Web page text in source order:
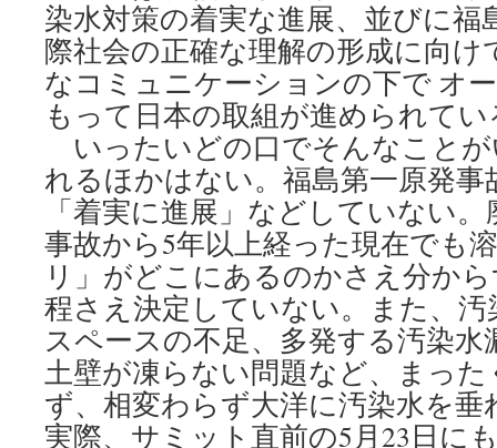
染水対策の着実な進展、並びに福
際社会の正確な理解の形成に向け
なコミュニケーションの下で オ
もって日本の取組が進められて
いったいどの口でそんなこと
れるほかはない。福島第一原発
「着実に進展」などしていない
事故から5年以上経った現在でも
リ」がどこにあるのかさえ分か
程さえ決定していない。また、
スペースの不足、多発する汚染水
土壁が凍らない問題など、まっ
ず、相変わらず大洋に汚染水を
実際、サミット直前の5月23日に